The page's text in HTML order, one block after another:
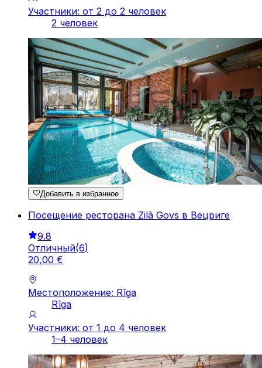
Участники: от 2 до 2 человек
2 человек
Добавить в избранное
Посещение ресторана Zilā Govs в Вецриге
9.8
Отличный(6)
20,00 €
Местоположение: Rīga
Rīga
Участники: от 1 до 4 человек
1–4 человек